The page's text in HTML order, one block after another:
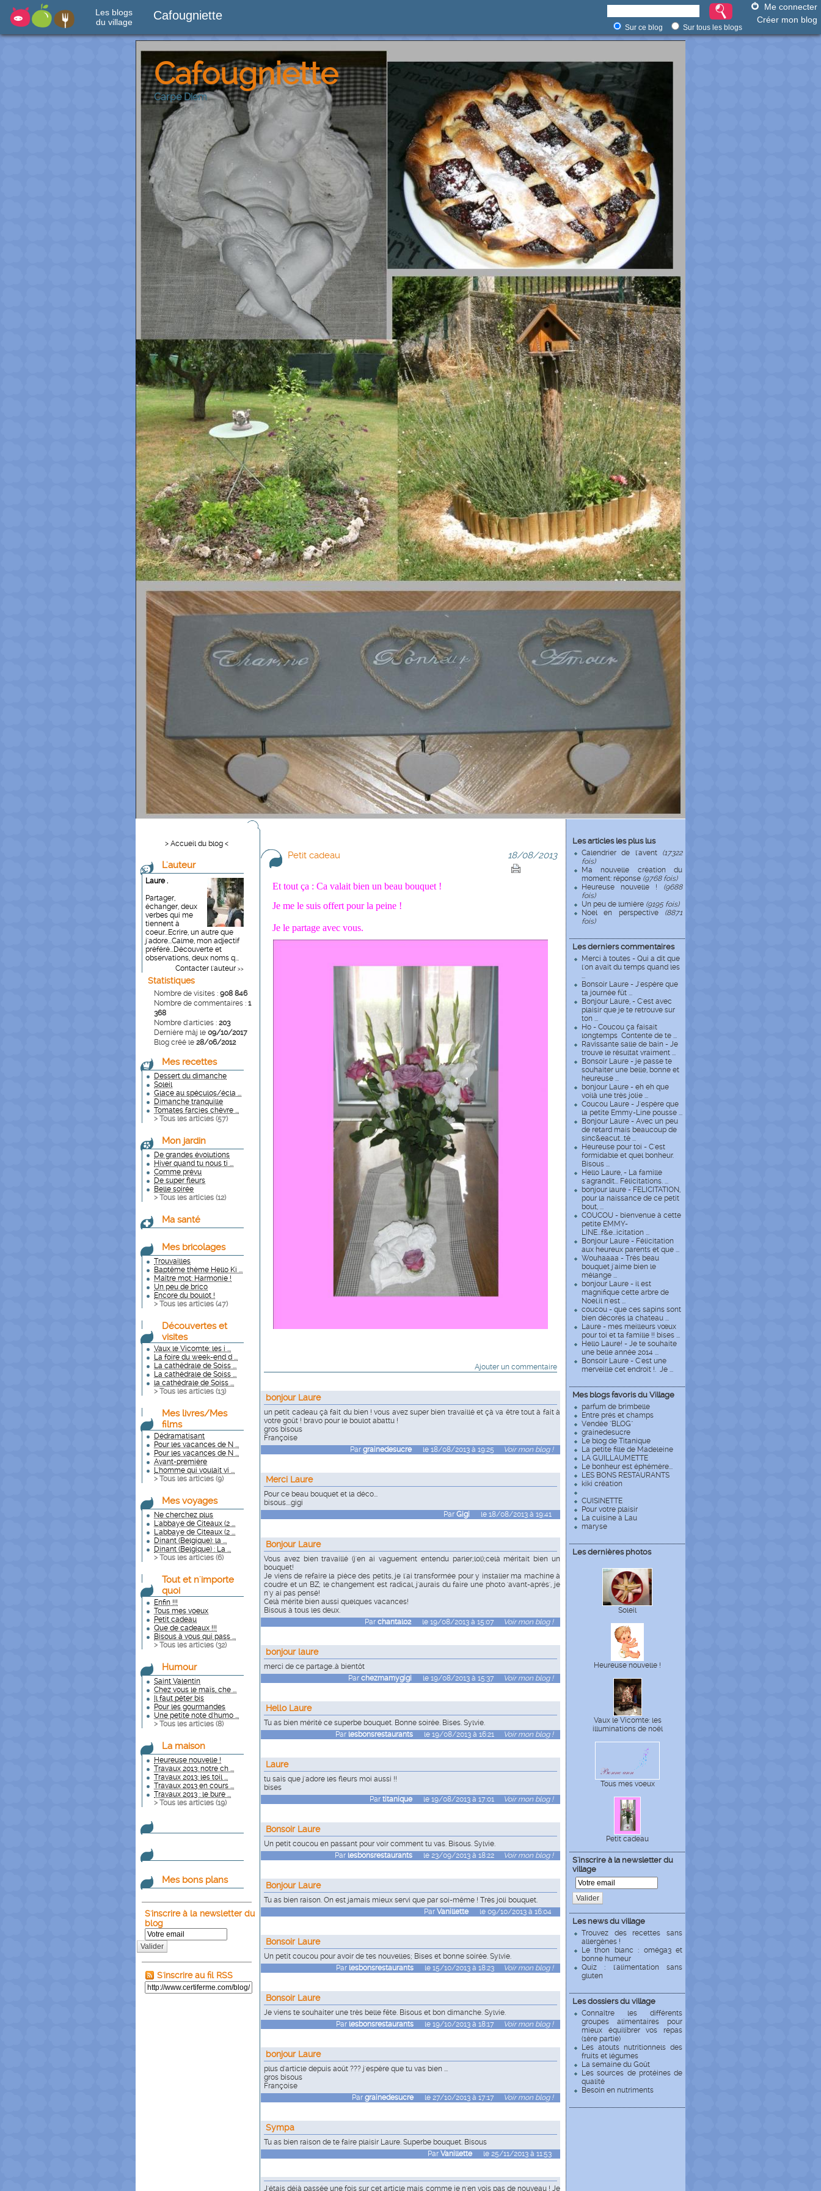
Les blogs
du village
Cafougniette
Me connecter
Créer mon blog
Sur ce blog Sur tous les blogs
Cafougniette
Carpe Diem
Les articles les plus lus
Calendrier de l'avent (17322
fois)
Ma nouvelle création du
moment: réponse (9768 fois)
Heureuse nouvelle ! (9688
fois)
Un peu de lumière (9195 fois)
Noel en perspective (8871
fois)
Les derniers commentaires
Merci à toutes - Qui a dit que
l'on avait du temps quand les
...
Bonsoir Laure - J'espère que
ta journée fût ...
Bonjour Laure, - C'est avec
plaisir que je te retrouve sur
ton ...
Ho - Coucou ça faisait
longtemps Contente de te ...
Ravissante salle de bain - Je
trouve le résultat vraiment ...
Bonsoir Laure - je passe te
souhaiter une belle, bonne et
heureuse ...
bonjour Laure - eh eh que
voilà une très jolie ...
Coucou Laure - J'espère que
la petite Emmy-Line pousse ...
Bonjour Laure - Avec un peu
de retard mais beaucoup de
sinc&eacut...té ...
Heureuse pour toi - C'est
formidable et quel bonheur.
Bisous ...
Hello Laure, - La famille
s'agrandit... Félicitations. ...
bonjour laure - FELICITATION,
pour la naissance de ce petit
bout, ...
COUCOU - bienvenue à cette
petite EMMY-
LINE...f&e...icitation ...
Bonjour Laure - Félicitation
aux heureux parents et que ...
Wouhaaaa - Très beau
bouquet j'aime bien le
mélange ...
bonjour Laure - il est
magnifique cette arbre de
Noel.il n'est ...
coucou - que ces sapins sont
bien décorés la chateau ...
Laure - mes meilleurs vœux
pour toi et ta famille !! bises ...
Hello Laure! - Je te souhaite
une belle année 2014 ...
Bonsoir Laure - C'est une
merveille cet endroit !. Je ...
Mes blogs favoris du Village
parfum de brimbelle
Entre prés et champs
Vendée "BLOG"
grainedesucre
Le blog de Titanique
La petite fille de Madeleine
LA GUILLAUMETTE
Le bonheur est éphémère...
LES BONS RESTAURANTS
kiki création
CUISINETTE
Pour votre plaisir
La cuisine à Lau
maryse
Les dernières photos
Soleil
Heureuse nouvelle !
Vaux le Vicomte: les
illuminations de noël
Tous mes voeux
Petit cadeau
S'inscrire à la newsletter du
village
Valider
Les news du village
Trouvez des recettes sans
allergènes !
Le thon blanc : oméga3 et
bonne humeur
Quiz : l'alimentation sans
gluten
Les dossiers du village
Connaître les différents
groupes alimentaires pour
mieux équilibrer vos repas
(1ère partie)
Les atouts nutritionnels des
fruits et légumes
La semaine du Goût
Les sources de protéines de
qualité
Besoin en nutriments
> Accueil du blog <
L'auteur
Laure .
Partager,
échanger, deux
verbes qui me
tiennent à
coeur...Ecrire, un autre que
j'adore...Calme, mon adjectif
préféré...Découverte et
observations, deux noms q...
Contacter l'auteur >>
Statistiques
Nombre de visites : 908 846
Nombre de commentaires : 1
368
Nombre d'articles : 203
Dernière màj le 09/10/2017
Blog créé le 28/06/2012
Mes recettes
Dessert du dimanche
Soleil
Glace au spéculos/écla ...
Dimanche tranquille
Tomates farcies chèvre ...
> Tous les articles (57)
Mon jardin
De grandes évolutions
Hiver quand tu nous ti ...
Comme prévu
De super fleurs
Belle soirée
> Tous les articles (12)
Ma santé
Mes bricolages
Trouvailles
Baptême thème Hello Ki ...
Maître mot: Harmonie !
Un peu de brico
Encore du boulot !
> Tous les articles (47)
Découvertes et
visites
Vaux le Vicomte: les i ...
La foire du week-end d ...
La cathédrale de Soiss ...
La cathédrale de Soiss ...
la cathédrale de Soiss ...
> Tous les articles (13)
Mes livres/Mes
films
Dédramatisant
Pour les vacances de N ...
Pour les vacances de N ...
Avant-première
L'homme qui voulait vi ...
> Tous les articles (9)
Mes voyages
Ne cherchez plus
L'abbaye de Citeaux (2 ...
L'abbaye de Citeaux (2 ...
Dinant (Belgique): la ...
Dinant (Belgique) : La ...
> Tous les articles (6)
Tout et n'importe
quoi
Enfin !!!
Tous mes voeux
Petit cadeau
Que de cadeaux !!!
Bisous à vous qui pass ...
> Tous les articles (32)
Humour
Saint Valentin
Chez vous le maïs, che ...
Il faut péter bis
Pour les gourmandes
Une petite note d'humo ...
> Tous les articles (8)
La maison
Heureuse nouvelle !
Travaux 2013: notre ch ...
Travaux 2013: les toil ...
Travaux 2013 en cours ...
Travaux 2013 : le bure ...
> Tous les articles (19)
Mes bons plans
S'inscrire à la newsletter du
blog
Valider
S'inscrire au fil RSS
Petit cadeau 18/08/2013
Et tout ça : Ca valait bien un beau bouquet !
Je me le suis offert pour la peine !
Je le partage avec vous.
Ajouter un commentaire
bonjour Laure
un petit cadeau çà fait du bien ! vous avez super bien travaillé et çà va être tout à fait à
votre goût ! bravo pour le boulot abattu !
gros bisous
Françoise
Par grainedesucrele 18/08/2013 à 19:25 Voir mon blog !
Merci Laure
Pour ce beau bouquet et la déco...
bisous....gigi
Par Gigi le 18/08/2013 à 19:41
Bonjour Laure
Vous avez bien travaillé (j'en ai vaguement entendu parler;lol);celà méritait bien un
bouquet!
Je viens de refaire la pièce des petits, je l'ai transformée pour y installer ma machine à
coudre et un BZ; le changement est radical, j'aurais du faire une photo 'avant-après', je
n'y ai pas pensé!
Celà mérite bien aussi quelques vacances!
Bisous à tous les deux.
Par chantal02le 19/08/2013 à 15:07 Voir mon blog !
bonjour laure
merci de ce partage..à bientôt
Par chezmamygigi le 19/08/2013 à 15:37 Voir mon blog !
Hello Laure
Tu as bien mérité ce superbe bouquet. Bonne soirée. Bises. Sylvie.
Par lesbonsrestaurants le 19/08/2013 à 16:21 Voir mon blog !
Laure
tu sais que j'adore les fleurs moi aussi !!
bises
Par titaniquele 19/08/2013 à 17:01 Voir mon blog !
Bonsoir Laure
Un petit coucou en passant pour voir comment tu vas. Bisous. Sylvie.
Par lesbonsrestaurants le 23/09/2013 à 18:22 Voir mon blog !
Bonjour Laure
Tu as bien raison. On est jamais mieux servi que par soi-même ! Très joli bouquet.
Par Vanillettele 09/10/2013 à 16:04
Bonsoir Laure
Un petit coucou pour avoir de tes nouvelles; Bises et bonne soirée. Sylvie.
Par lesbonsrestaurants le 15/10/2013 à 18:23 Voir mon blog !
Bonsoir Laure
Je viens te souhaiter une très belle fête. Bisous et bon dimanche. Sylvie.
Par lesbonsrestaurants le 19/10/2013 à 18:17 Voir mon blog !
bonjour Laure
plus d'article depuis août ??? j'espère que tu vas bien ...
gros bisous
Françoise
Par grainedesucrele 27/10/2013 à 17:17 Voir mon blog !
Sympa
Tu as bien raison de te faire plaisir Laure. Superbe bouquet. Bisous
Par Vanillettele 25/11/2013 à 11:53
J'étais déjà passée une fois sur cet article mais comme je n'en vois pas de nouveau ! Je